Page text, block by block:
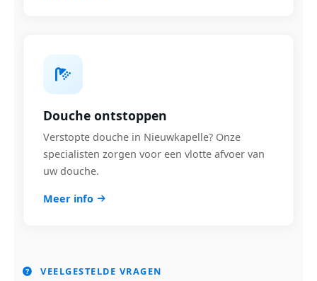
Douche ontstoppen
Verstopte douche in Nieuwkapelle? Onze
specialisten zorgen voor een vlotte afvoer van
uw douche.
Meer info
VEELGESTELDE VRAGEN